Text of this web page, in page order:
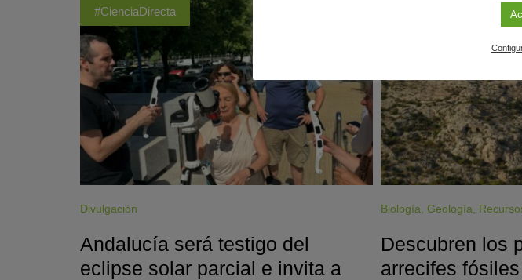
#CienciaDirecta
Divulgación
Andalucía será testigo del
eclipse solar parcial e invita a
Biología ,Geología
Descubren los
arrecifes